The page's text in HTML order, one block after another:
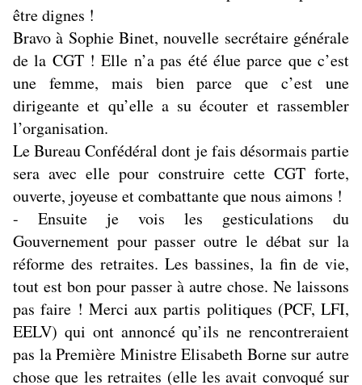
être dignes !
Bravo à Sophie Binet, nouvelle secrétaire générale
de la CGT ! Elle n’a pas été élue parce que c’est
une femme, mais bien parce que c’est une
dirigeante et qu’elle a su écouter et rassembler
l’organisation.
Le Bureau Confédéral dont je fais désormais partie
sera avec elle pour construire cette CGT forte,
ouverte, joyeuse et combattante que nous aimons !
- Ensuite je vois les gesticulations du
Gouvernement pour passer outre le débat sur la
réforme des retraites. Les bassines, la fin de vie,
tout est bon pour passer à autre chose. Ne laissons
pas faire ! Merci aux partis politiques (PCF, LFI,
EELV) qui ont annoncé qu’ils ne rencontreraient
pas la Première Ministre Elisabeth Borne sur autre
chose que les retraites (elle les avait convoqué sur